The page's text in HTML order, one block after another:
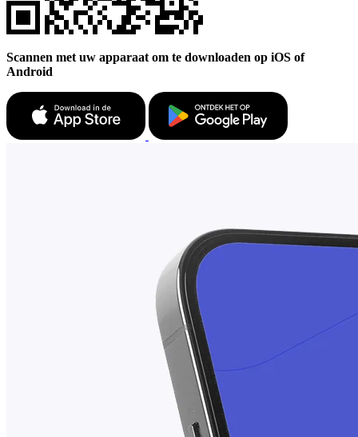
Scannen met uw apparaat om te downloaden op iOS of
Android